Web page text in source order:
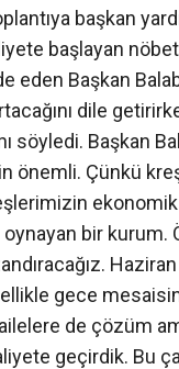
başkan
başlayan
eden Başkan
dile
söyledi. Başkan
önemli. Çünkü
bir
gece
de çözüm
geçirdik. Bu